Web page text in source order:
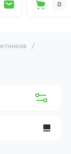
0
/